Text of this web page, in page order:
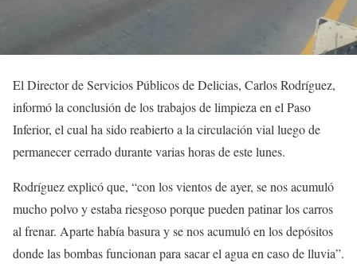
El Director de Servicios Públicos de Delicias, Carlos Rodríguez,
informó la conclusión de los trabajos de limpieza en el Paso
Inferior, el cual ha sido reabierto a la circulación vial luego de
permanecer cerrado durante varias horas de este lunes.
Rodríguez explicó que, “con los vientos de ayer, se nos acumuló
mucho polvo y estaba riesgoso porque pueden patinar los carros
al frenar. Aparte había basura y se nos acumuló en los depósitos
donde las bombas funcionan para sacar el agua en caso de lluvia”.